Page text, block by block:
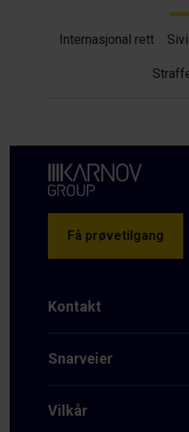
Internasjonal rett
Få prøvetilgang
Kontakt
Snarveier
Vilkår